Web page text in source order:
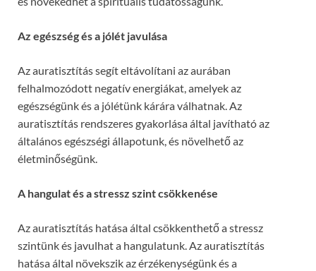
Az egészség és a jólét javulása
Az auratisztítás segít eltávolítani az aurában
felhalmozódott negatív energiákat, amelyek az
egészségünk és a jólétünk kárára válhatnak. Az
auratisztítás rendszeres gyakorlása által javítható az
általános egészségi állapotunk, és növelhető az
életminőségünk.
A hangulat és a stressz szint csökkenése
Az auratisztítás hatása által csökkenthető a stressz
szintünk és javulhat a hangulatunk. Az auratisztítás
hatása által növekszik az érzékenységünk és a